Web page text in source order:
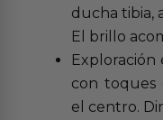
ducha tibia,
El brillo
Exploración
con toques
el centro.